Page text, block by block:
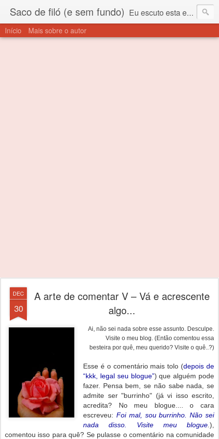
Saco de filó (e sem fundo) Eu escuto esta expressão "saco de filó" desde criança. Para quem não sabe, filó é um tecido todo furadinho e permite que um saco feito com ele, mesmo que muito exposto ao ar soprado para dentro, nunca vai se encher. Aí está o propósito deste nome... Para viver em sociedade tem que ter saco de filó.
Início Mais sobre o autor
DEC
30
A arte de comentar V – Vá e acrescente
algo...
Ai, não sei nada sobre esse assunto. Desculpe.
Visite o meu blog. (Então comentou essa
besteira por quê, meu querido? Visite o quê..?)
Esse é o comentário mais tolo (depois de
“kkk, legal seu blogue”) que alguém pode
fazer. Pensa bem, se não sabe nada, se
admite ser "burrinho" (já vi isso escrito,
acredita? No meu blogue.... o cara
escreveu: Foi mal, sou burrinho. Não sei
nada disso. Visite meu blogue ),
comentou isso para quê? Se pulasse o comentário na comunidade